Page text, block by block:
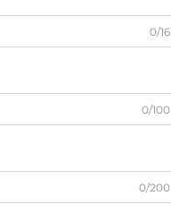
0/16
0/100
0/200